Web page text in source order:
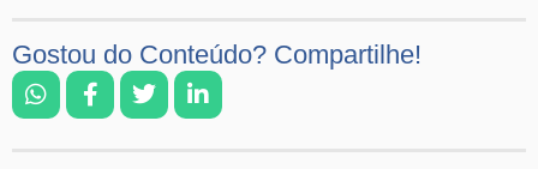
Gostou do Conteúdo? Compartilhe!